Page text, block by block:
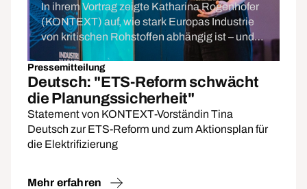
In ihrem Vortrag zeigte Katharina Rogenhofer
(KONTEXT) auf, wie stark Europas Industrie
von kritischen Rohstoffen abhängig ist – und
wie Kreislaufwirtschaft diese Abhängigkeit
senken kann.
Pressemitteilung
Deutsch: "ETS-Reform schwächt
die Planungssicherheit"
Statement von KONTEXT-Vorständin Tina
Deutsch zur ETS-Reform und zum Aktionsplan für
die Elektrifizierung
Mehr erfahren